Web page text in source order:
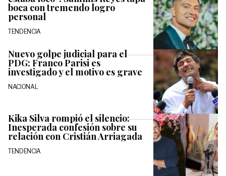
boca con tremendo logro
personal
TENDENCIA
Nuevo golpe judicial para el
PDG: Franco Parisi es
investigado y el motivo es grave
NACIONAL
Kika Silva rompió el silencio:
Inesperada confesión sobre su
relación con Cristián Arriagada
TENDENCIA